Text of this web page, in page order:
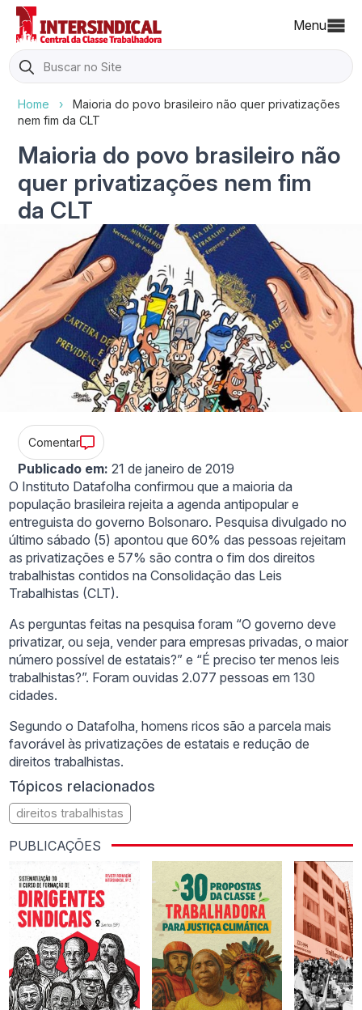
Menu
Search
for:
Home ›
Maioria do povo brasileiro não quer privatizações
nem fim da CLT
Maioria do povo brasileiro não
quer privatizações nem fim
da CLT
Comentar
Publicado em: 21 de janeiro de 2019
O Instituto Datafolha confirmou que a maioria da
população brasileira rejeita a agenda antipopular e
entreguista do governo Bolsonaro. Pesquisa divulgado no
último sábado (5) apontou que 60% das pessoas rejeitam
as privatizações e 57% são contra o fim dos direitos
trabalhistas contidos na Consolidação das Leis
Trabalhistas (CLT).
As perguntas feitas na pesquisa foram “O governo deve
privatizar, ou seja, vender para empresas privadas, o maior
número possível de estatais?” e “É preciso ter menos leis
trabalhistas?”. Foram ouvidas 2.077 pessoas em 130
cidades.
Segundo o Datafolha, homens ricos são a parcela mais
favorável às privatizações de estatais e redução de
direitos trabalhistas.
Tópicos relacionados
direitos trabalhistas
PUBLICAÇÕES